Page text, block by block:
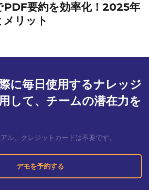
要約を効率化！2025年
リット
に毎日使用するナレッジ
して、チームの潜在力を
ル。クレジットカードは不要です。
デモを予約する